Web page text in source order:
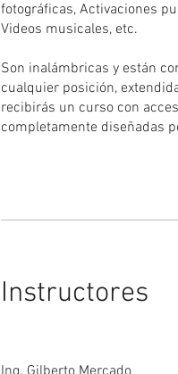
fotográficas, Activaciones
Videos musicales, etc.
Son inalámbricas y están
cualquier posición,
recibirás un curso con
completamente diseñadas
Instructores